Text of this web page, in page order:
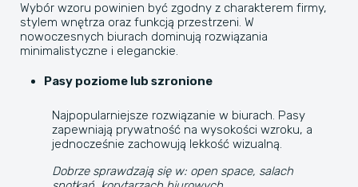
Wybór wzoru powinien być zgodny z charakterem firmy,
stylem wnętrza oraz funkcją przestrzeni. W
nowoczesnych biurach dominują rozwiązania
minimalistyczne i eleganckie.
Pasy poziome lub szronione
Najpopularniejsze rozwiązanie w biurach. Pasy
zapewniają prywatność na wysokości wzroku, a
jednocześnie zachowują lekkość wizualną.
Dobrze sprawdzają się w: open space, salach